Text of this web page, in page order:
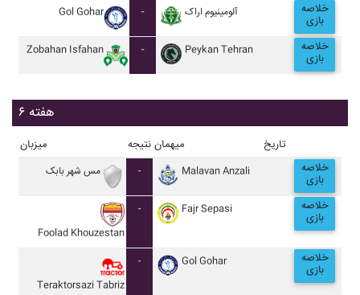
Gol Gohar - آلومينيوم اراک خلاصه
بازی
Zobahan Isfahan - Peykan Tehran خلاصه
بازی
هفته ۶
میزبان نتیجه میهمان تاریخ
مس شهر بابک - Malavan Anzali خلاصه
بازی
Foolad Khouzestan
- Fajr Sepasi خلاصه
بازی
Teraktorsazi Tabriz
- Gol Gohar خلاصه
بازی